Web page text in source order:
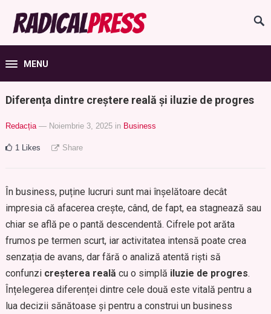
MENU
Diferența dintre creștere reală și iluzie de progres
Redacția — Noiembrie 3, 2025 in Business
1 Likes Share
În business, puține lucruri sunt mai înșelătoare decât
impresia că afacerea crește, când, de fapt, ea stagnează sau
chiar se află pe o pantă descendentă. Cifrele pot arăta
frumos pe termen scurt, iar activitatea intensă poate crea
senzația de avans, dar fără o analiză atentă riști să
confunzi creșterea reală cu o simplă iluzie de progres.
Înțelegerea diferenței dintre cele două este vitală pentru a
lua decizii sănătoase și pentru a construi un business